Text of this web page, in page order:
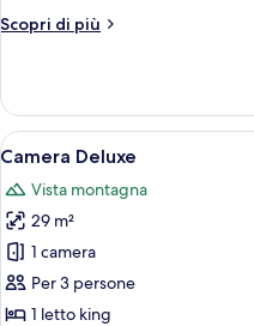
(Master)
Scopri di più
Altri
terrazzo,
vista
mare
Apri
tutte
le
foto
per
Camera
Deluxe
3
Camera Deluxe
Vista montagna
29 m²
1 camera
Per 3 persone
1 letto king